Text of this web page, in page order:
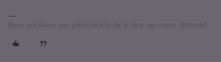
Stuur mij alleen een privé bericht als ik daar om vraag. Bedankt!